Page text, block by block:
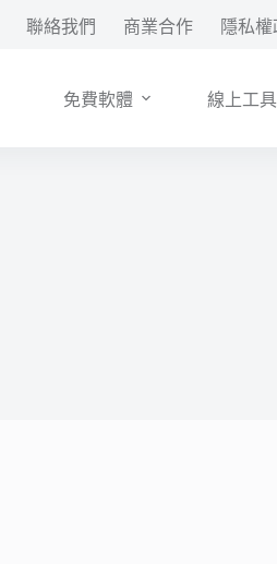
聯絡我們 商業合作 隱私
免費軟體 線上工具